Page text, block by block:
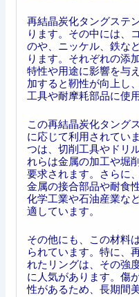
再結晶炭化タングステ
ります。その中には、
のや、ニッケル、鉄な
ります。それぞれの添
特性や用途に影響を与
加すると靭性が向上し
工具や耐摩耗部品に使
この再結晶炭化タング
に応じて利用されてい
つは、切削工具やドリ
れらは金属の加工や堀
要求されます。さらに
金属の接合部品や耐食
化学工業や石油産業な
適しています。
その他にも、この材料
られています。特に、
れたリングは、その強
に人気があります。傷
性があるため、長期間